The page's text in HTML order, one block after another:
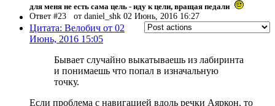
для меня не есть сама цель - иду к цели, вращая педали
Ответ #23 от daniel_shk 02 Июнь, 2016 16:27
Цитата: Велобич от 02
Июнь, 2016 15:05
Бывает случайно выкатываешь из лабиринта
и понимаешь что попал в изначальную
точку.
Если проблема с навигацией вдоль речки Аяркон, то